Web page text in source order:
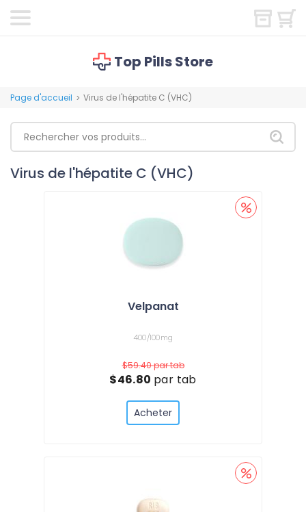
Top Pills Store
Page d'accueil > Virus de l'hépatite C (VHC)
Virus de l'hépatite C (VHC)
Velpanat
400/100mg
$59.40par tab
$46.80 par tab
Acheter